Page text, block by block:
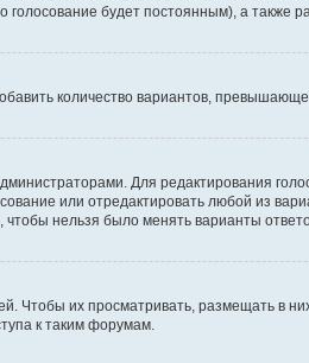
голосование будет постоянным), а также
количество вариантов,
Для редактирования
или отредактировать любой из
нельзя было менять варианты
их просматривать, размещать в
к таким форумам.